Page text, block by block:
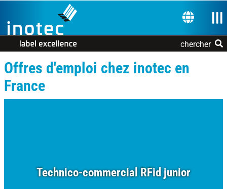
Skip to the navigation
Skip to the content
chercher
Offres d'emploi chez inotec en
France
Technico-commercial RFid junior